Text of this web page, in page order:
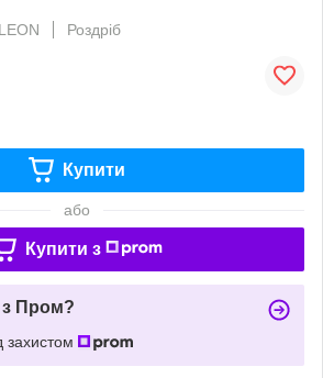
Роздріб
Купити
або
Купити з
з Пром?
захистом